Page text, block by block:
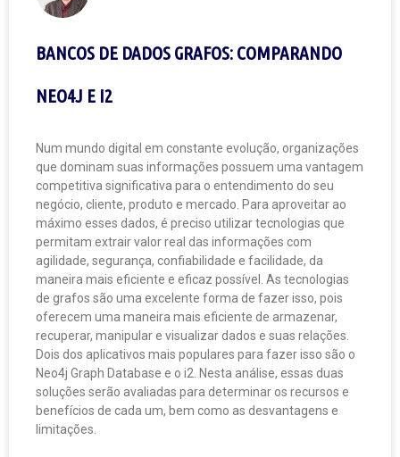
BANCOS DE DADOS GRAFOS: COMPARANDO
NEO4J E I2
Num mundo digital em constante evolução, organizações
que dominam suas informações possuem uma vantagem
competitiva significativa para o entendimento do seu
negócio, cliente, produto e mercado. Para aproveitar ao
máximo esses dados, é preciso utilizar tecnologias que
permitam extrair valor real das informações com
agilidade, segurança, confiabilidade e facilidade, da
maneira mais eficiente e eficaz possível. As tecnologias
de grafos são uma excelente forma de fazer isso, pois
oferecem uma maneira mais eficiente de armazenar,
recuperar, manipular e visualizar dados e suas relações.
Dois dos aplicativos mais populares para fazer isso são o
Neo4j Graph Database e o i2. Nesta análise, essas duas
soluções serão avaliadas para determinar os recursos e
benefícios de cada um, bem como as desvantagens e
limitações.